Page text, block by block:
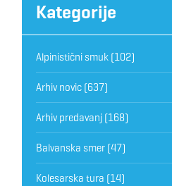
Kategorije
Alpinistični smuk(102)
Arhiv novic(637)
Arhiv predavanj(168)
Balvanska smer(47)
Kolesarska tura (14)